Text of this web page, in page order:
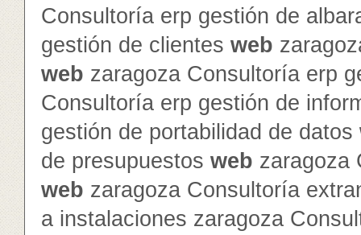
Consultoría erp gestión de
gestión de clientes web
web zaragoza Consultoría erp
Consultoría erp gestión de
gestión de portabilidad de datos
de presupuestos web zaragoza
web zaragoza Consultoría
a instalaciones zaragoza